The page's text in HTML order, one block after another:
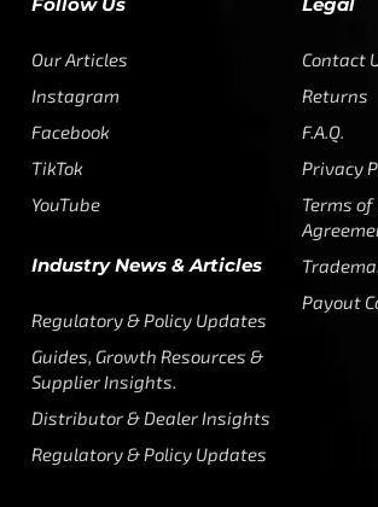
Our Articles
Instagram
Facebook
TikTok
YouTube
Industry News & Articles
Regulatory & Policy Updates
Guides, Growth Resources &
Supplier Insights.
Distributor & Dealer Insights
Regulatory & Policy Updates
Contact
Returns
F.A.Q.
Privacy
Terms
Payout